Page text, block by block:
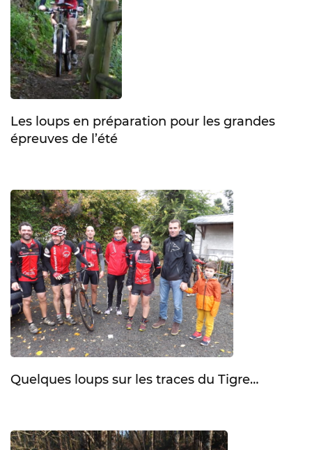
Les loups en préparation pour les grandes
épreuves de l’été
Quelques loups sur les traces du Tigre…